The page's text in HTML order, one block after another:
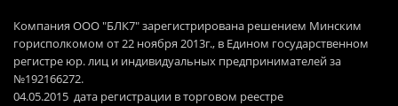
Компания ООО "БЛК7" зарегистрирована решением Минским
горисполкомом от 22 ноября 2013г., в Едином государственном
регистре юр. лиц и индивидуальных предпринимателей за
№192166272.
04.05.2015 дата регистрации в торговом реестре